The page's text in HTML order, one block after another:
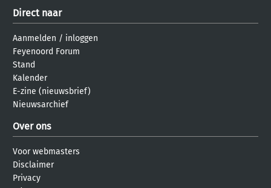
Direct naar
Aanmelden / inloggen
Feyenoord Forum
Stand
Kalender
E-zine (nieuwsbrief)
Nieuwsarchief
Over ons
Voor webmasters
Disclaimer
Privacy